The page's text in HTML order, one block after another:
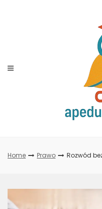
Home Prawo Rozwód